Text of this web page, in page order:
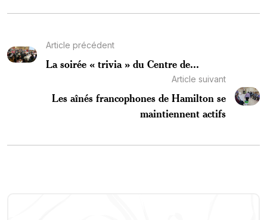
Article précédent
La soirée « trivia » du Centre de...
Article suivant
Les aînés francophones de Hamilton se
maintiennent actifs